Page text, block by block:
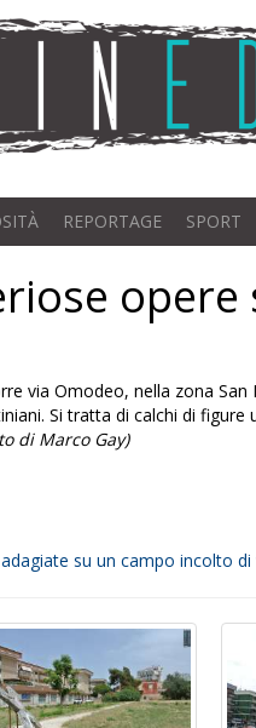
REPORTAGE SPORT
opere
via Omodeo, nella zona
Si tratta di calchi di
di Marco Gay)
su un campo incolto